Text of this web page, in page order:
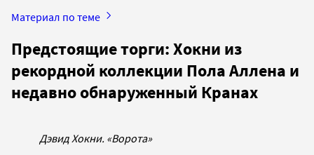
Материал по теме
Предстоящие торги: Хокни из
рекордной коллекции Пола Аллена и
недавно обнаруженный Кранах
Дэвид Хокни. «Ворота»